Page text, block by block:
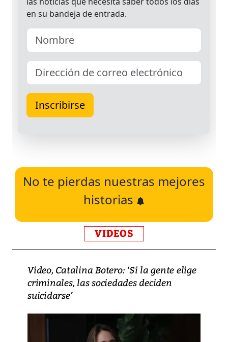
No te pierdas nuestras mejores
historias
VIDEOS
Video, Catalina Botero: ‘Si la gente elige
criminales, las sociedades deciden
suicidarse’